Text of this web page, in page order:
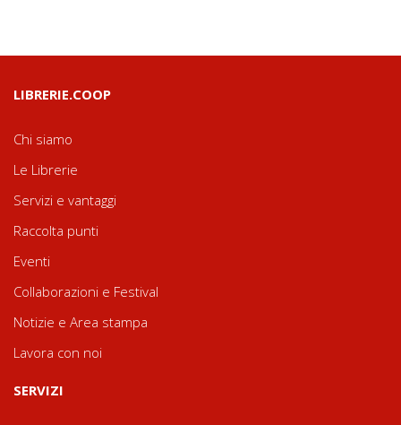
LIBRERIE.COOP
Chi siamo
Le Librerie
Servizi e vantaggi
Raccolta punti
Eventi
Collaborazioni e Festival
Notizie e Area stampa
Lavora con noi
SERVIZI